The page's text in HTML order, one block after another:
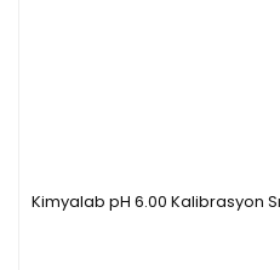
Kimyalab pH 6.00 Kalibrasyon